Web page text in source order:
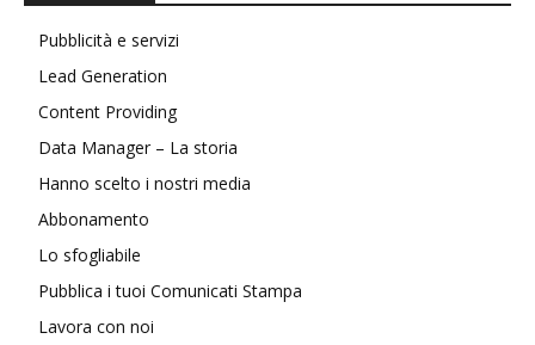
Pubblicità e servizi
Lead Generation
Content Providing
Data Manager – La storia
Hanno scelto i nostri media
Abbonamento
Lo sfogliabile
Pubblica i tuoi Comunicati Stampa
Lavora con noi